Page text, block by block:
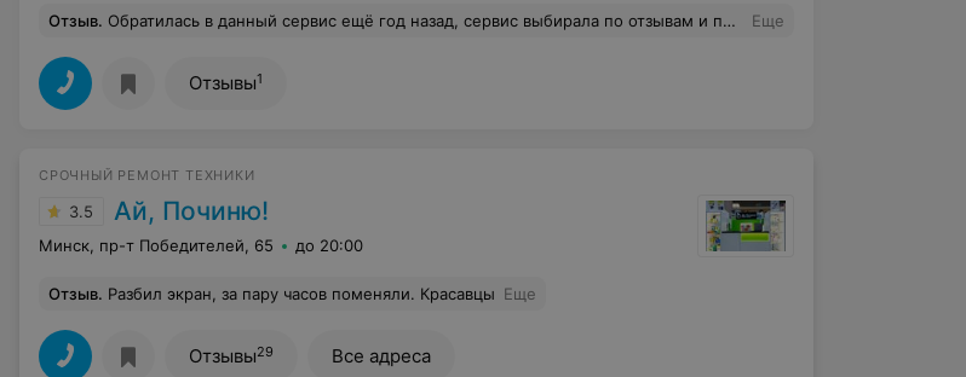
Отзыв. Обратилась в данный сервис ещё год назад, сервис выбирала по отзывам и поближе к дому и не ошиблась! Отличный сервис, все ребята очень вежливые, все очень доступно объясняют и даже в первый раз продемонстрировали чем отличается оригинал экрана от копии, т к в предыдущем сервисе заплатила за оригинал, а как оказалось поставили копию ещё и самую дешевую! Второй раз обратилась т к опять разбила экран и тут не разочаровали, отремонтировали все четко и быстро. В третий раз обратилась уже по другой причине, так даже денег не взяли, ещё и защитное стекло бесплатно наклеили как постоянному клиенту. Ребята, искреннее Вам спасибо) Еще
Отзывы1
СРОЧНЫЙ РЕМОНТ ТЕХНИКИ
3.5 Ай, Починю!
Минск, пр-т Победителей, 65 до 20:00
Отзыв. Разбил экран, за пару часов поменяли. Красавцы Еще
Отзывы29 Все адреса